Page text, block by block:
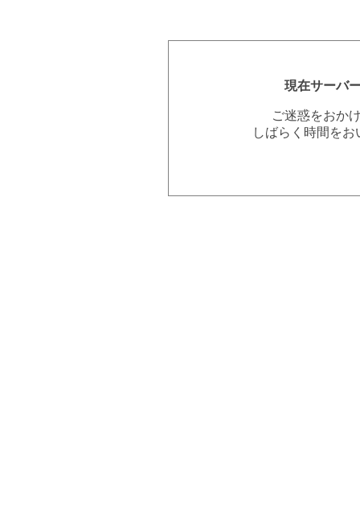
現在サーバ
ご迷惑をおか
しばらく時間を